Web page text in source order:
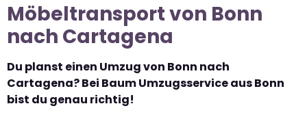
Möbeltransport von Bonn
nach Cartagena
Du planst einen Umzug von Bonn nach
Cartagena? Bei Baum Umzugsservice aus Bonn
bist du genau richtig!